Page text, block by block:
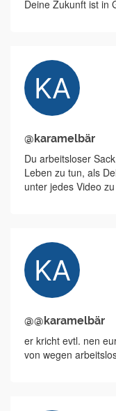
Deine Zukunft ist in
@karamelbär
Du arbeitsloser
Leben zu tun, als
unter jedes Video
@@karamelbär
er kricht evtl. nen
von wegen